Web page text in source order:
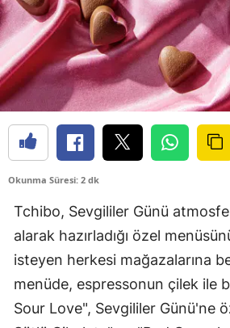
Okunma Süresi: 2 dk
Tchibo, Sevgililer Günü
alarak hazırladığı özel
isteyen herkesi mağazalarına
menüde, espressonun çilek ile
Sour Love", Sevgililer Günü'ne